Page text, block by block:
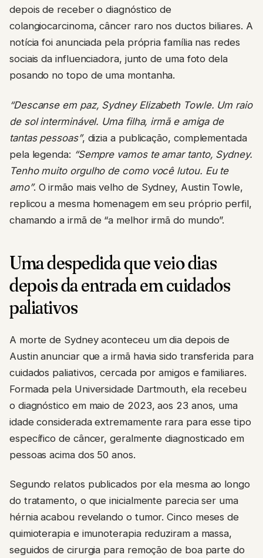
depois de receber o diagnóstico de
colangiocarcinoma, câncer raro nos ductos biliares. A
notícia foi anunciada pela própria família nas redes
sociais da influenciadora, junto de uma foto dela
posando no topo de uma montanha.
“Descanse em paz, Sydney Elizabeth Towle. Um raio
de sol interminável. Uma filha, irmã e amiga de
tantas pessoas”, dizia a publicação, complementada
pela legenda: “Sempre vamos te amar tanto, Sydney.
Tenho muito orgulho de como você lutou. Eu te
amo”. O irmão mais velho de Sydney, Austin Towle,
replicou a mesma homenagem em seu próprio perfil,
chamando a irmã de “a melhor irmã do mundo”.
Uma despedida que veio dias
depois da entrada em cuidados
paliativos
A morte de Sydney aconteceu um dia depois de
Austin anunciar que a irmã havia sido transferida para
cuidados paliativos, cercada por amigos e familiares.
Formada pela Universidade Dartmouth, ela recebeu
o diagnóstico em maio de 2023, aos 23 anos, uma
idade considerada extremamente rara para esse tipo
específico de câncer, geralmente diagnosticado em
pessoas acima dos 50 anos.
Segundo relatos publicados por ela mesma ao longo
do tratamento, o que inicialmente parecia ser uma
hérnia acabou revelando o tumor. Cinco meses de
quimioterapia e imunoterapia reduziram a massa,
seguidos de cirurgia para remoção de boa parte do